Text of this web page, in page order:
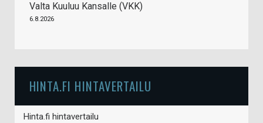
Valta Kuuluu Kansalle (VKK)
6.8.2026
HINTA.FI HINTAVERTAILU
Hinta.fi hintavertailu